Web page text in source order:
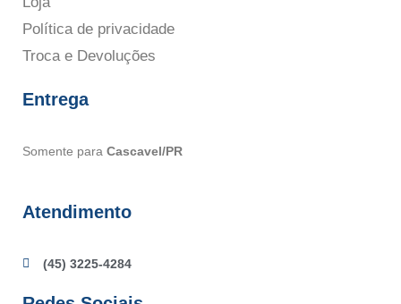
Política de privacidade
Troca e Devoluções
Entrega
Somente para Cascavel/PR
Atendimento
(45) 3225-4284